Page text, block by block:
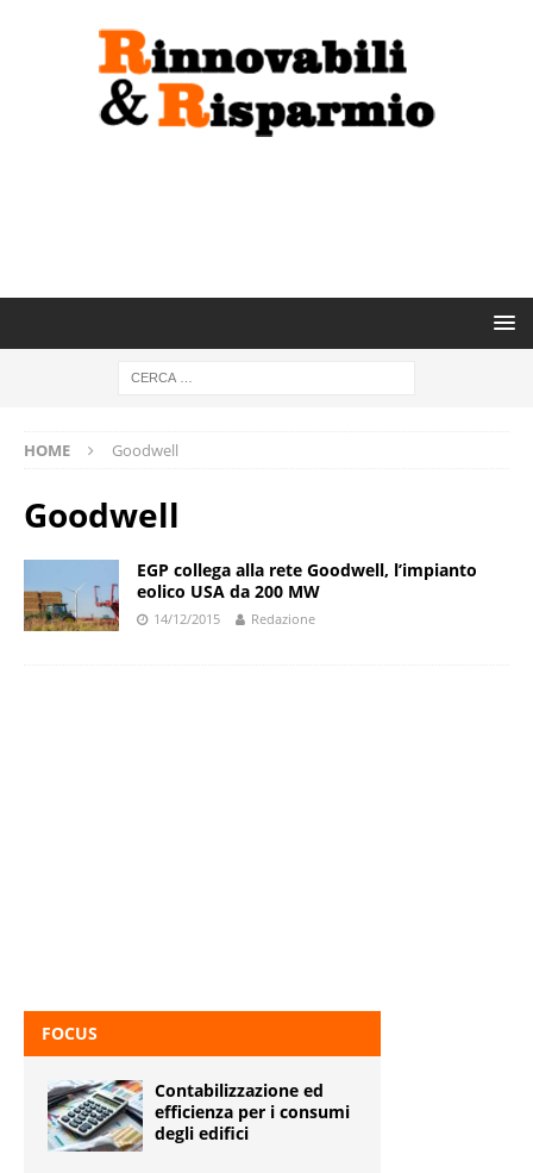
HOME Goodwell
Goodwell
EGP collega alla rete Goodwell, l’impianto
eolico USA da 200 MW
14/12/2015 Redazione
FOCUS
Contabilizzazione ed
efficienza per i consumi
degli edifici